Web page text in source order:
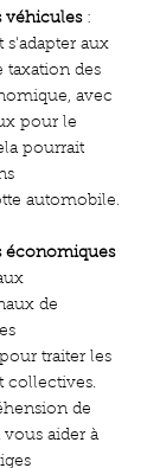
véhicules :
s'adapter aux
taxation des
avec
pour le
pourrait
automobile.
économiques
de
traiter les
collectives.
de
aider à